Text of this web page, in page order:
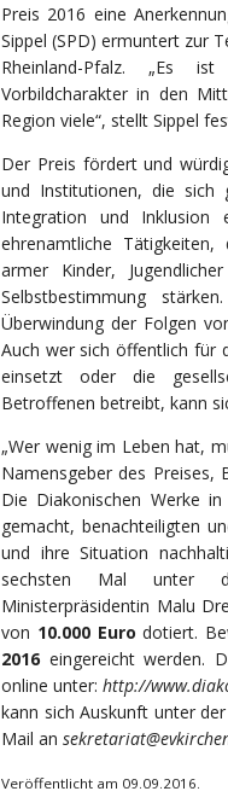
Preis 2016 eine
Sippel (SPD) ermuntert zur
Rheinland-Pfalz. „Es
Vorbildcharakter in den
Region viele“, stellt Sippel
Der Preis fördert und
und Institutionen, die sich
Integration und Inklusion
ehrenamtliche
armer Kinder,
Selbstbestimmung
Überwindung der Folgen
Auch wer sich öffentlich für
einsetzt oder die
Betroffenen betreibt, kann
„Wer wenig im Leben hat,
Namensgeber des Preises,
Die Diakonischen Werke
gemacht, benachteiligten
und ihre Situation
sechsten Mal unter
Ministerpräsidentin Malu
von 10.000 Eurodotiert.
2016 eingereicht werden.
online unter: http://
kann sich Auskunft unter
Mail an
Veröffentlicht am 09.09.2016.